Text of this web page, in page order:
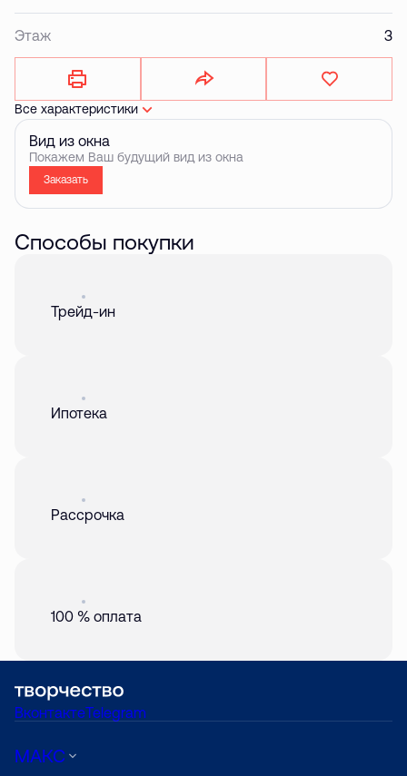
Этаж 3
Все характеристики
Вид из окна
Покажем Ваш будущий вид из окна
Заказать
Способы покупки
Трейд-ин
Ипотека
Рассрочка
100 % оплата
ВконтактеTelegram
МАКС